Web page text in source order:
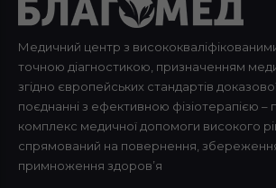
Медичний центр з
точною діагностикою, призначенням
згідно європейських стандартів
поєднанні з ефективною фізіотерапією –
комплекс медичної допомоги високого
спрямований на повернення,
примноження здоров’я